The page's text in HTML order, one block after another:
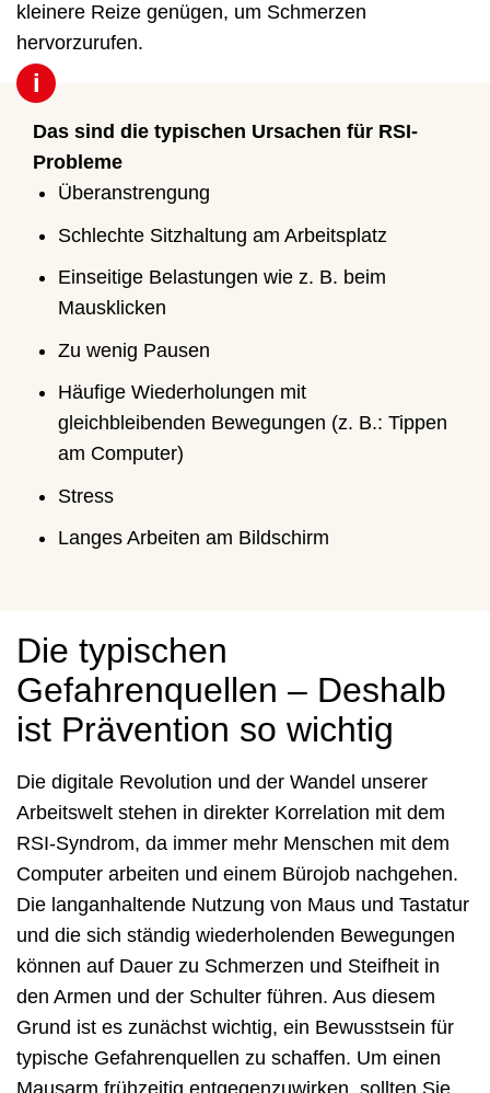
kleinere Reize genügen, um Schmerzen
hervorzurufen.
i
Das sind die typischen Ursachen für RSI-
Probleme
Überanstrengung
Schlechte Sitzhaltung am Arbeitsplatz
Einseitige Belastungen wie z. B. beim
Mausklicken
Zu wenig Pausen
Häufige Wiederholungen mit
gleichbleibenden Bewegungen (z. B.: Tippen
am Computer)
Stress
Langes Arbeiten am Bildschirm
Die typischen
Gefahrenquellen – Deshalb
ist Prävention so wichtig
Die digitale Revolution und der Wandel unserer
Arbeitswelt stehen in direkter Korrelation mit dem
RSI-Syndrom, da immer mehr Menschen mit dem
Computer arbeiten und einem Bürojob nachgehen.
Die langanhaltende Nutzung von Maus und Tastatur
und die sich ständig wiederholenden Bewegungen
können auf Dauer zu Schmerzen und Steifheit in
den Armen und der Schulter führen. Aus diesem
Grund ist es zunächst wichtig, ein Bewusstsein für
typische Gefahrenquellen zu schaffen. Um einen
Mausarm frühzeitig entgegenzuwirken, sollten Sie